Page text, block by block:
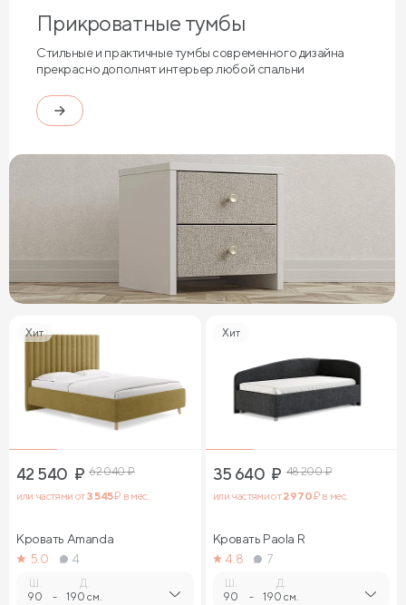
Прикроватные тумбы
Стильные и практичные тумбы современного дизайна
прекрасно дополнят интерьер любой спальни
Хит
42 540 ₽ 62 040₽
или частями от3 545₽ в мес.
Кровать Amanda
5.0
4
90 -
Д.
190 см.
Хит
35 640 ₽ 48 200₽
или частями от2 970₽ в мес.
Кровать Paola R
4.8
7
90 -
Д.
190 см.